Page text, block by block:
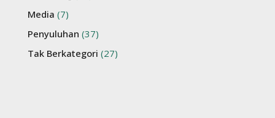
Media (7)
Penyuluhan (37)
Tak Berkategori (27)